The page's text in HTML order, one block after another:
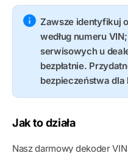
Zawsze identyfikuj
według numeru
serwisowych u
bezpłatnie.
bezpieczeństwa
Jak to działa
Nasz darmowy dekoder